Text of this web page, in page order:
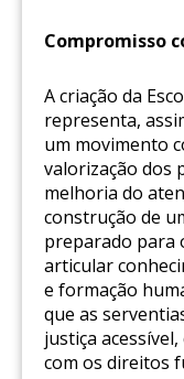
Compromisso
A criação da
representa,
um movimento
valorização dos
melhoria do
construção de
preparado para
articular
e formação
que as
justiça
com os direitos